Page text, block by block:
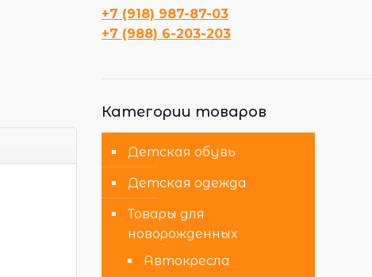
+7 (918) 987-87-03
+7 (988) 6-203-203
Категории товаров
Детская обувь
Детская одежда
Товары для
новорожденных
Автокресла